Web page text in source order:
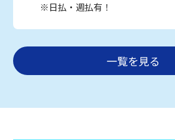
※日払・週払有！
一覧を見る